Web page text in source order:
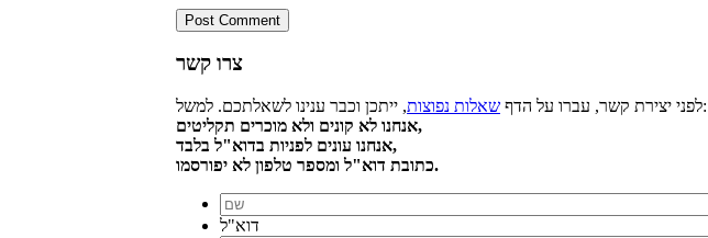
צרו קשר
לפני יצירת קשר, עברו על הדף שאלות נפוצות
, ייתכן וכבר ענינו לשאלתכם. למשל:
אנחנו לא קונים ולא מוכרים תקליטים,
אנחנו עונים לפניות בדוא"ל בלבד,
כתובת דוא"ל ומספר טלפון לא יפורסמו.
דוא"ל